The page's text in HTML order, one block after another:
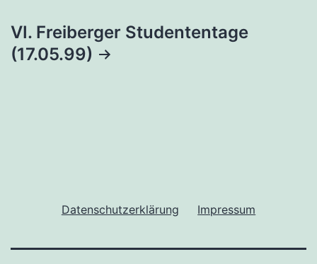
VI. Freiberger Studententage
(17.05.99)
Datenschutzerklärung Impressum